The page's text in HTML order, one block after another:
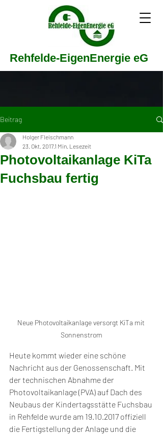
Rehfelde-EigenEnergie eG
Beitrag
Photovoltaikanlage KiTa
Fuchsbau fertig
Holger Fleischmann
23. Okt. 20171 Min. Lesezeit
Neue Photovoltaikanlage versorgt KiTa mit
Sonnenstrom
Heute kommt wieder eine schöne
Nachricht aus der Genossenschaft. Mit
der technischen Abnahme der
Photovoltaikanlage (PVA) auf Dach des
Neubaus der Kindertagsstätte Fuchsbau
in Rehfelde wurde am 19.10.2017 offiziell
die Fertigstellung der Anlage und die